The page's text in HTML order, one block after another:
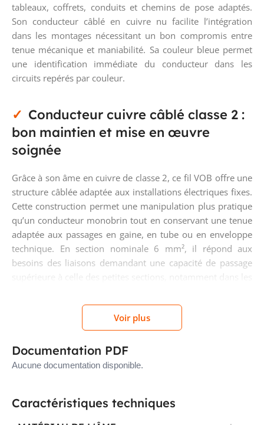
tableaux, coffrets, conduits et chemins de pose adaptés.
Son conducteur câblé en cuivre nu facilite l’intégration
dans les montages nécessitant un bon compromis entre
tenue mécanique et maniabilité. Sa couleur bleue permet
une identification immédiate du conducteur dans les
circuits repérés par couleur.
Conducteur cuivre câblé classe 2 :
bon maintien et mise en œuvre
soignée
Grâce à son âme en cuivre de classe 2, ce fil VOB offre une
structure câblée adaptée aux installations électriques fixes.
Cette construction permet une manipulation plus pratique
qu’un conducteur monobrin tout en conservant une tenue
adaptée aux passages en gaine, en tube ou en enveloppe
technique. En section nominale 6 mm², il répond aux
besoins des liaisons demandant une capacité de passage
supérieure à celle des petites sections, notamment dans les
Isolation PVC 450/750 V pour les
usages courants d’installation
tension nominale Uo/U de 450/750 V. Elle convient aux
Voir plus
Documentation PDF
Aucune documentation disponible.
Caractéristiques techniques